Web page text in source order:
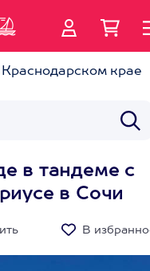
крае
в тандеме с
в Сочи
В